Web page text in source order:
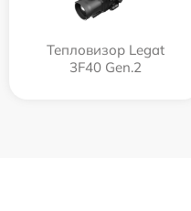
Тепловизор Legat
3F40 Gen.2